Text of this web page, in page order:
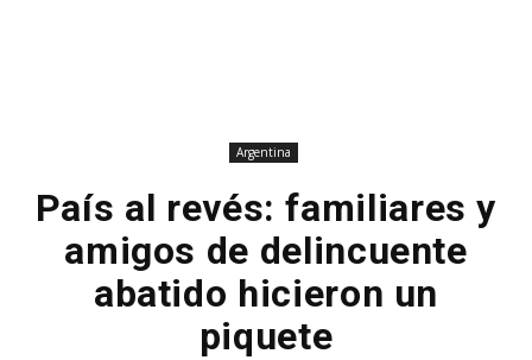
Argentina
País al revés: familiares y
amigos de delincuente
abatido hicieron un
piquete